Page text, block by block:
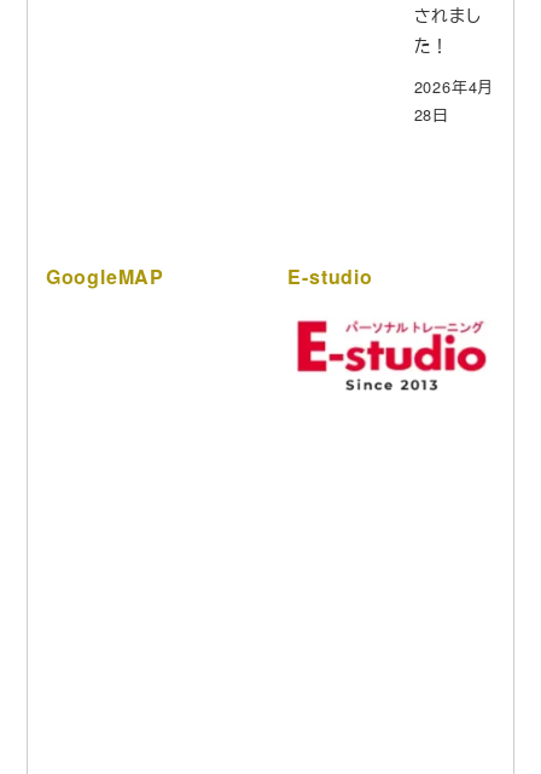
されまし
た！
2026年4月
28日
GoogleMAP E-studio